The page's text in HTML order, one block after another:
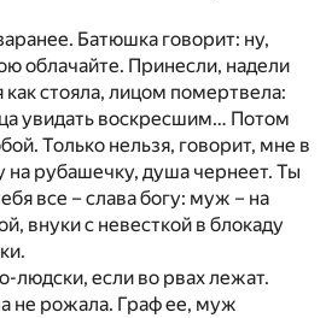
Батюшка говорит: ну,
облачайте. Принесли, надели
стояла, лицом помертвела:
увидать воскресшим… Потом
Только нельзя, говорит, мне в
на рубашечку, душа чернеет. Ты
все – слава богу: муж – на
внуки с невесткой в блокаду
людски, если во рвах лежат.
не рожала. Граф ее, муж